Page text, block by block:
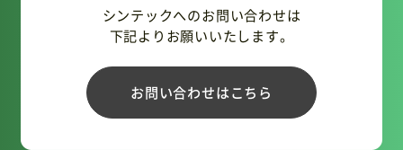
シンテックへのお問い合わせは
下記よりお願いいたします。
お問い合わせはこちら